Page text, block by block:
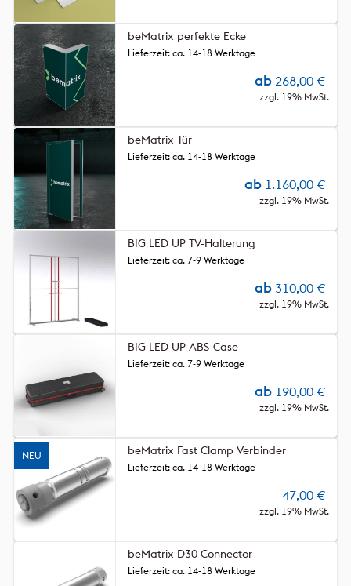
beMatrix perfekte Ecke
ab 268,00 €
zzgl. 19% MwSt.
Lieferzeit: ca. 14-18 Werktage
beMatrix Tür
ab 1.160,00 €
zzgl. 19% MwSt.
Lieferzeit: ca. 14-18 Werktage
BIG LED UP TV-Halterung
ab 310,00 €
zzgl. 19% MwSt.
Lieferzeit: ca. 7-9 Werktage
BIG LED UP ABS-Case
ab 190,00 €
zzgl. 19% MwSt.
Lieferzeit: ca. 7-9 Werktage
NEU beMatrix Fast Clamp Verbinder
47,00 €
zzgl. 19% MwSt.
Lieferzeit: ca. 14-18 Werktage
beMatrix D30 Connector
Lieferzeit: ca. 14-18 Werktage